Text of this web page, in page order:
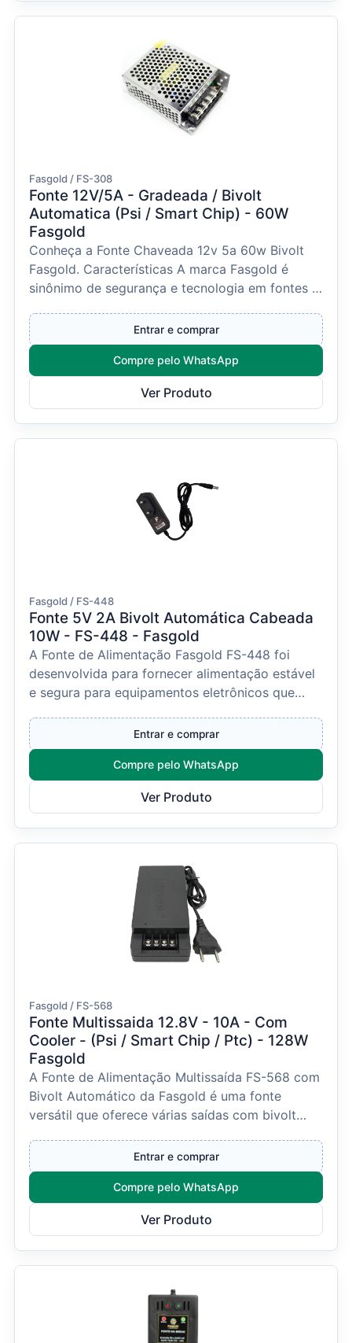
Fasgold / FS-308
Fonte 12V/5A - Gradeada / Bivolt
Automatica (Psi / Smart Chip) - 60W
Fasgold
Conheça a Fonte Chaveada 12v 5a 60w Bivolt
Fasgold. Características A marca Fasgold é
sinônimo de segurança e tecnologia em fontes e
Entrar e comprar
Compre pelo WhatsApp
Ver Produto
Fasgold / FS-448
Fonte 5V 2A Bivolt Automática Cabeada
10W - FS-448 - Fasgold
A Fonte de Alimentação Fasgold FS-448 foi
desenvolvida para fornecer alimentação estável
e segura para equipamentos eletrônicos que
Entrar e comprar
Compre pelo WhatsApp
Ver Produto
Fasgold / FS-568
Fonte Multissaida 12.8V - 10A - Com
Cooler - (Psi / Smart Chip / Ptc) - 128W
Fasgold
A Fonte de Alimentação Multissaída FS-568 com
Bivolt Automático da Fasgold é uma fonte
versátil que oferece várias saídas com bivolt
Entrar e comprar
Compre pelo WhatsApp
Ver Produto